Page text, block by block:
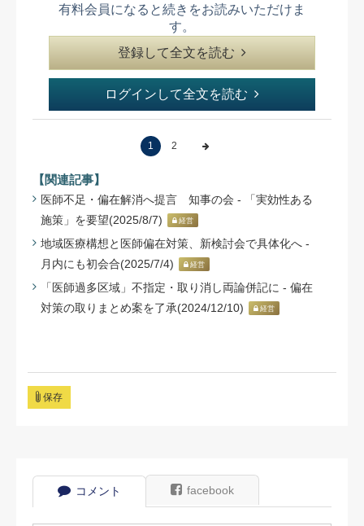
有料会員になると続きをお読みいただけま
す。
登録して全文を読む
ログインして全文を読む
1 2
【関連記事】
医師不足・偏在解消へ提言 知事の会 - 「実効性ある
施策」を要望(2025/8/7)
経営
地域医療構想と医師偏在対策、新検討会で具体化へ -
月内にも初会合(2025/7/4)
経営
「医師過多区域」不指定・取り消し両論併記に - 偏在
対策の取りまとめ案を了承(2024/12/10)
経営
保存
コメント facebook